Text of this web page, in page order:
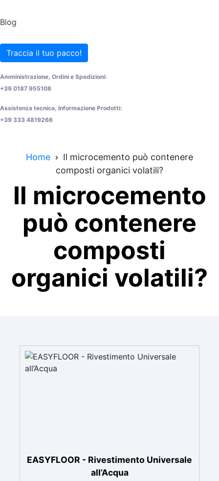
Blog
Traccia il tuo pacco!
Amministrazione, Ordini e Spedizioni:
+39 0187 955108
Assistenza tecnica, Informazione Prodotti:
+39 333 4819266
Home
Il microcemento può contenere
composti organici volatili?
Il microcemento
può contenere
composti
organici volatili?
EASYFLOOR - Rivestimento Universale
all’Acqua